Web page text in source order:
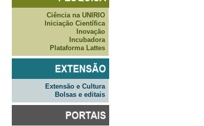
Ciência na UNIRIO
Iniciação Científica
Inovação
Incubadora
Plataforma Lattes
Extensão e Cultura
Bolsas e editais